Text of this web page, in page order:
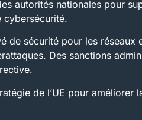
autorités nationales pour
cybersécurité.
de sécurité pour les
Des sanctions
de l’UE pour